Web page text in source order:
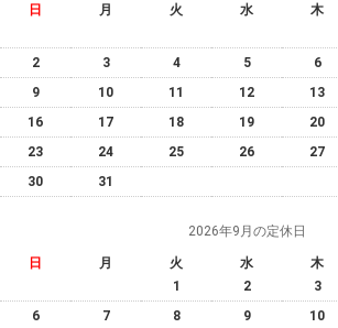
日 月 火 水 木
2
3 4 5 6
9
10 11 12 13
16
17 18 19 20
23
24 25 26 27
30
31
2026年9月の定休日
日 月 火 水 木
1
2 3
6
7 8 9 10